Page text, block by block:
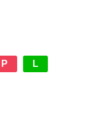
P L